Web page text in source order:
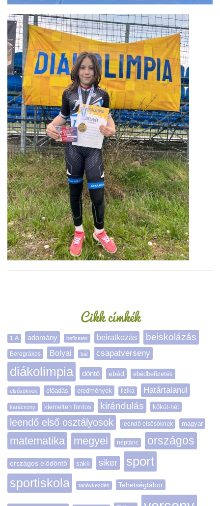
Cikk címkék
1.A adomány befizetés beiratkozás beiskolázás
Beregrákos Bolyai bál csapatverseny
diákolimpia döntő ebéd ebédbefizetés
elsősöknek előadás eredmények fizika Határtalanul
karácsony kiemelten fontos kirándulás kőkút-hét
leendő első osztályosok leendő elsősöknek magyar
matematika megyei néptánc országos
országos elődöntő sakk siker sport
sportiskola tanévkezdés Tehetségtábor